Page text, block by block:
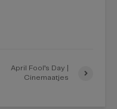
April Fool’s Day |
Cinemaatjes